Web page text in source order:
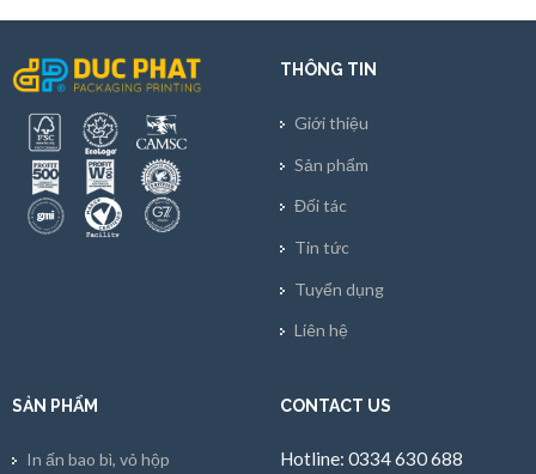
THÔNG TIN
Giới thiệu
Sản phẩm
Đối tác
Tin tức
Tuyển dụng
Liên hệ
SẢN PHẨM
In ấn bao bì, vỏ hộp
CONTACT US
Hotline: 0334 630 688